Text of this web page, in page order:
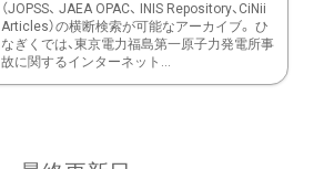
（JOPSS、 JAEA OPAC、 INIS Repository、CiNii
Articles）の横断検索が可能なアーカイブ。 ひ
なぎくでは、東京電力福島第一原子力発電所事
故に関するインターネット...